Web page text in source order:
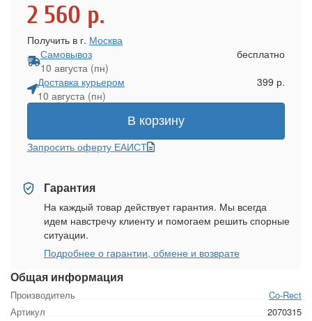
Общая информация
Производитель
Co-Rect
Артикул
2070315
2 560 р.
Получить в г. Москва
Самовывоз
10 августа (пн)
бесплатно
Доставка курьером
10 августа (пн)
399 р.
В корзину
Запросить оферту ЕАИСТ
Гарантия
На каждый товар действует гарантия. Мы всегда
идем навстречу клиенту и помогаем решить спорные
ситуации.
Подробнее о гарантии, обмене и возврате